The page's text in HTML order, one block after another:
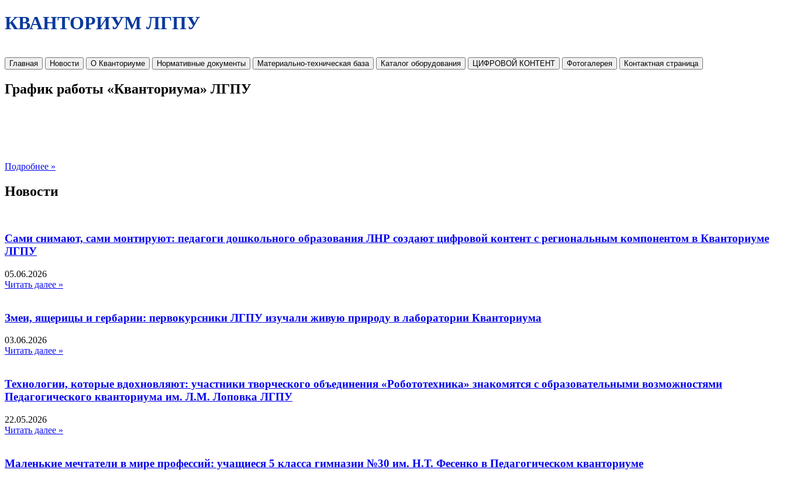
КВАНТОРИУМ ЛГПУ
Главная Новости О Кванториуме Нормативные документы Материально-техническая база Каталог оборудования ЦИФРОВОЙ КОНТЕНТ Фотогалерея Контактная страница
График работы «Кванториума» ЛГПУ
Подробнее »
Новости
Сами снимают, сами монтируют: педагоги дошкольного образования ЛНР создают цифровой контент с региональным компонентом в Кванториуме
ЛГПУ​
05.06.2026
Читать далее »
Змеи, ящерицы и гербарии: первокурсники ЛГПУ изучали живую природу в лаборатории Кванториума
03.06.2026
Читать далее »
Технологии, которые вдохновляют: участники творческого объединения «Робототехника» знакомятся с образовательными возможностями
Педагогического кванториума им. Л.М. Лоповка ЛГПУ
22.05.2026
Читать далее »
Маленькие мечтатели в мире профессий: учащиеся 5 класса гимназии №30 им. Н.Т. Фесенко в Педагогическом кванториуме